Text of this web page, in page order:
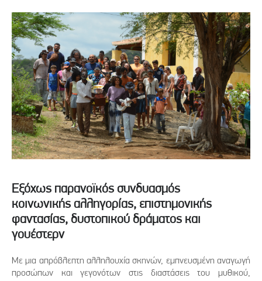
Εξόχως παρανοϊκός συνδυασμός
κοινωνικής αλληγορίας, επιστημονικής
φαντασίας, δυστοπικού δράματος και
γουέστερν
Με μια απρόβλεπτη αλληλουχία σκηνών, εμπνευσμένη αναγωγή
προσώπων και γεγονότων στις διαστάσεις του μυθικού,